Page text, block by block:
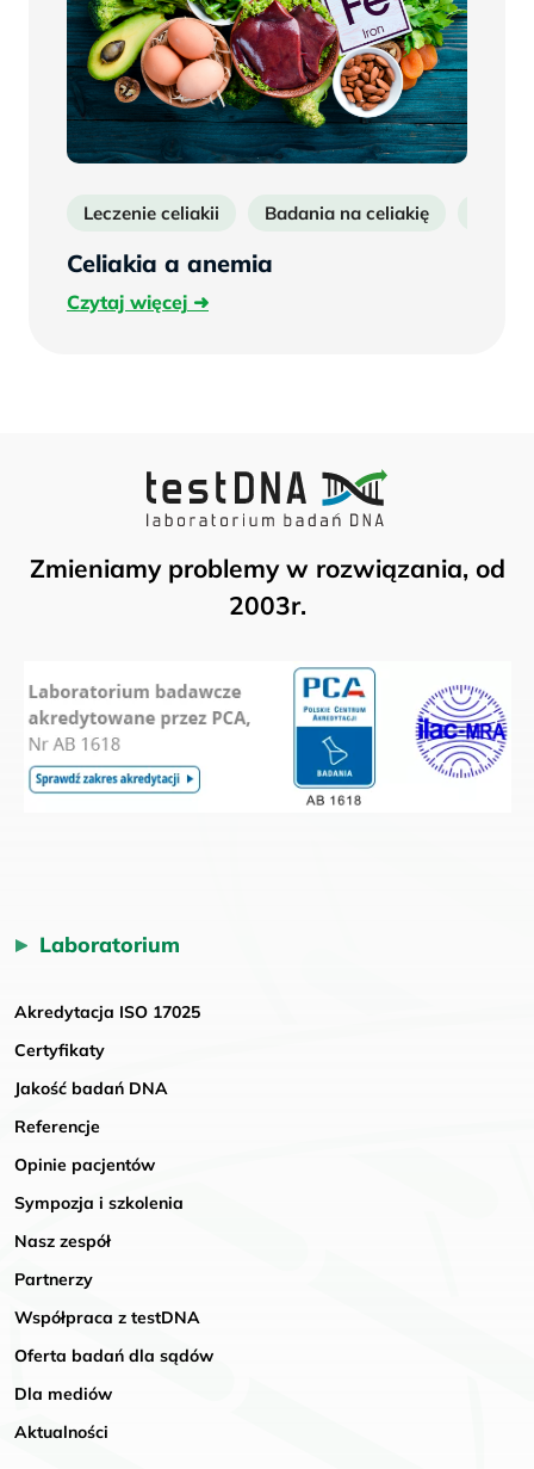
Leczenie celiakii Badania na celiakię
Celiakia a anemia
Czytaj więcejCzytaj
Zmieniamy problemy w rozwiązania, od
2003r.
Laboratorium
Akredytacja ISO 17025
Certyfikaty
Jakość badań DNA
Referencje
Opinie pacjentów
Sympozja i szkolenia
Nasz zespół
Partnerzy
Współpraca z testDNA
Oferta badań dla sądów
Dla mediów
Aktualności